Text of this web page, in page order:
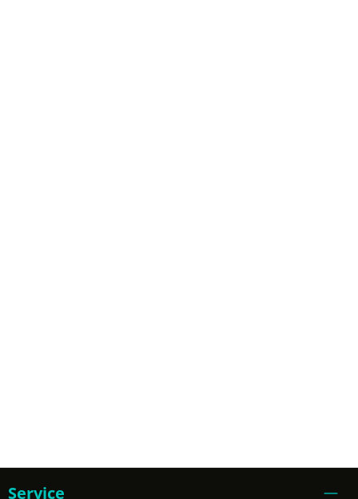
Service